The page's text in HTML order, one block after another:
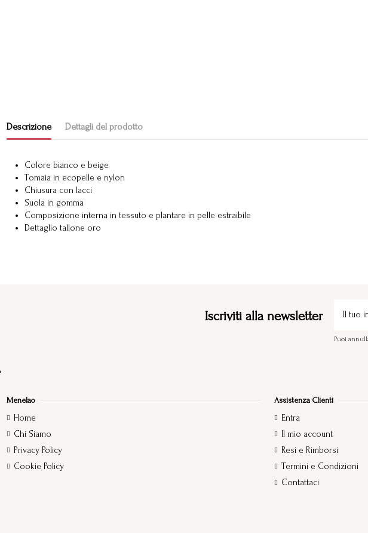
Descrizione Dettagli del prodotto
Colore bianco e beige
Tomaia in ecopelle e nylon
Chiusura con lacci
Suola in gomma
Composizione interna in tessuto e plantare in pelle estraibile
Dettaglio tallone oro
Iscriviti alla newsletter
Puoi
Menelao
Home
Chi Siamo
Privacy Policy
Cookie Policy
Assistenza Clienti
Entra
Il mio account
Resi e Rimborsi
Termini e Condizioni
Contattaci